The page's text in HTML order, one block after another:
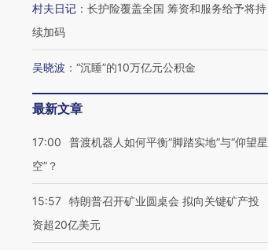
村夫日记 ： 长护险覆盖全国 筹资和服务给予将持
续加码
吴晓波 ： “沉睡”的10万亿元公积金
最新文章
17:00
普渡机器人如何平衡“脚踏实地”与“仰望星
空”？
15:57 特朗普召开矿业圆桌会 拟向关键矿产投
资超20亿美元